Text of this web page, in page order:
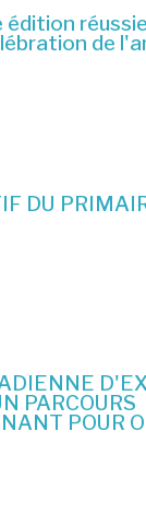
édition
de
DU
PARCOURS
POUR